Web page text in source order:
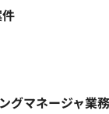
グマネージャ業